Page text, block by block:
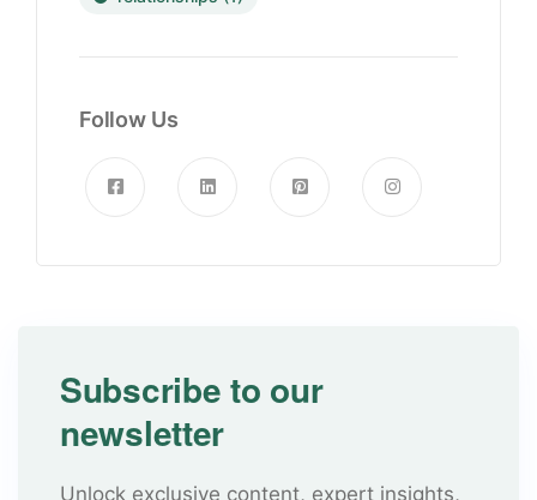
Follow Us
Subscribe to our
newsletter
Unlock exclusive content, expert insights,